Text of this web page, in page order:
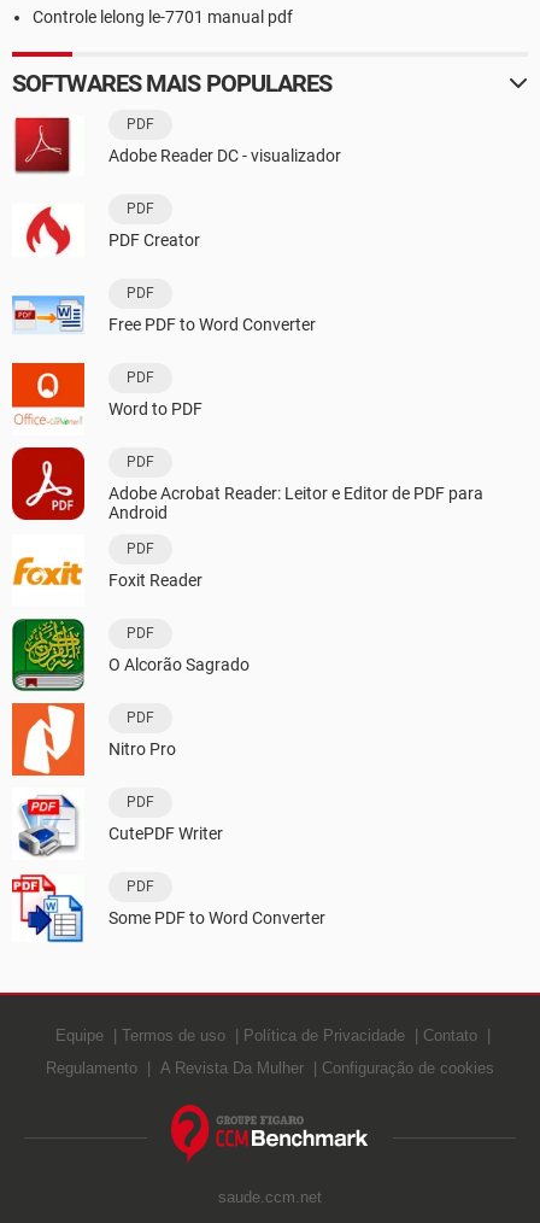
Controle lelong le-7701 manual pdf
SOFTWARES MAIS POPULARES
PDF
Adobe Reader DC - visualizador
PDF
PDF Creator
PDF
Free PDF to Word Converter
PDF
Word to PDF
PDF
Adobe Acrobat Reader: Leitor e Editor de PDF para
Android
PDF
Foxit Reader
PDF
O Alcorão Sagrado
PDF
Nitro Pro
PDF
CutePDF Writer
PDF
Some PDF to Word Converter
Equipe Termos de uso Política de Privacidade
Contato
Regulamento
A Revista Da Mulher Configuração de cookies
saude.ccm.net